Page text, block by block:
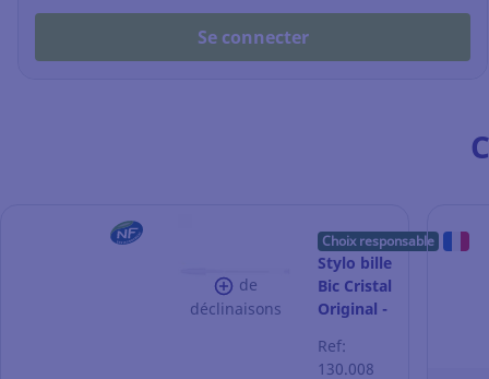
Se connecter
de
déclinaisons
Choix responsable
Stylo bille
Bic Cristal
Original -
moyenne
Ref:
130.008